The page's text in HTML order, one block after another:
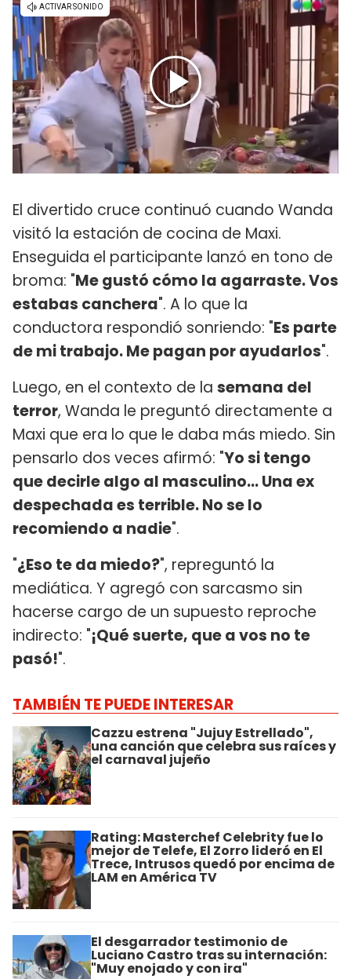
El divertido cruce continuó cuando Wanda
visitó la estación de cocina de Maxi.
Enseguida el participante lanzó en tono de
broma: "Me gustó cómo la agarraste. Vos
estabas canchera". A lo que la
conductora respondió sonriendo: "Es parte
de mi trabajo. Me pagan por ayudarlos".
Luego, en el contexto de la semana del
terror, Wanda le preguntó directamente a
Maxi que era lo que le daba más miedo. Sin
pensarlo dos veces afirmó: "Yo si tengo
que decirle algo al masculino... Una ex
despechada es terrible. No se lo
recomiendo a nadie".
"¿Eso te da miedo?", repreguntó la
mediática. Y agregó con sarcasmo sin
hacerse cargo de un supuesto reproche
indirecto: "¡Qué suerte, que a vos no te
pasó!".
TAMBIÉN TE PUEDE INTERESAR
Cazzu estrena "Jujuy Estrellado",
una canción que celebra sus raíces y
el carnaval jujeño
Rating: Masterchef Celebrity fue lo
mejor de Telefe, El Zorro lideró en El
Trece, Intrusos quedó por encima de
LAM en América TV
El desgarrador testimonio de
Luciano Castro tras su internación:
"Muy enojado y con ira"